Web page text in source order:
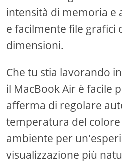
intensità di memoria
e facilmente file grafici
dimensioni.
Che tu stia lavorando
il MacBook Air è facile
afferma di regolare
temperatura del
ambiente per
visualizzazione più